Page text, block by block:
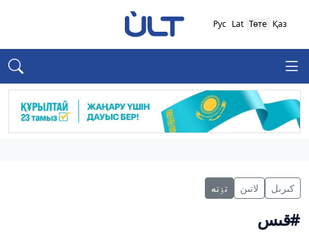
Қаз
Төте
Lat
Рус
كىرىل لاتىن تٶتە
#قىس